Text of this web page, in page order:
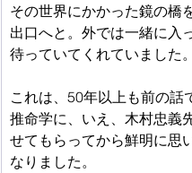
その世界にかかった鏡の橋
出口へと。外では一緒に入
待っていてくれていました。
これは、50年以上も前の話
推命学に、いえ、木村忠義
せてもらってから鮮明に思
なりました。